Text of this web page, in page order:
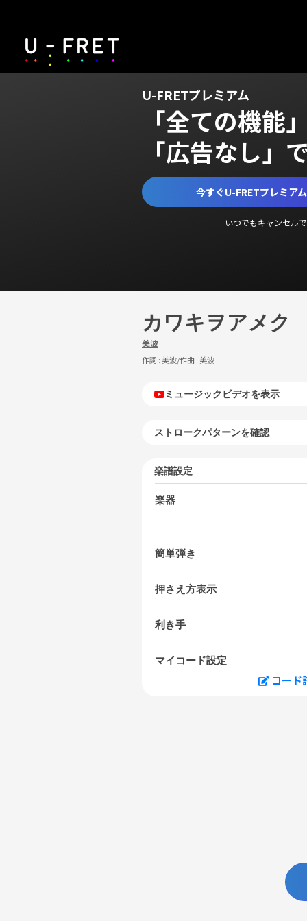
U-FRETプレミアム
「全ての機能
「広告なし」
今すぐU-FRETプレミア
いつでもキャンセル
カワキヲアメク
美波
作詞 :美波/作曲 :美波
ミュージックビデオを表示
ストロークパターンを確認
楽譜設定
楽器
簡単弾き
押さえ方表示
利き手
マイコード設定
コード